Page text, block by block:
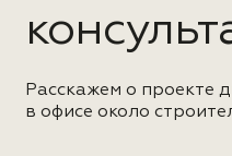
Расскажем о проекте
в офисе около